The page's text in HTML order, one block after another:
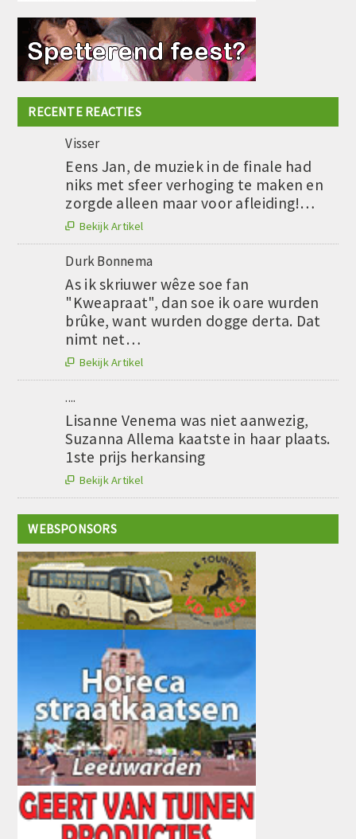
RECENTE REACTIES
Visser
Eens Jan, de muziek in de finale had
niks met sfeer verhoging te maken en
zorgde alleen maar voor afleiding!…
 Bekijk Artikel
Durk Bonnema
As ik skriuwer wêze soe fan
"Kweapraat", dan soe ik oare wurden
brûke, want wurden dogge derta. Dat
nimt net…
 Bekijk Artikel
....
Lisanne Venema was niet aanwezig,
Suzanna Allema kaatste in haar plaats.
1ste prijs herkansing
 Bekijk Artikel
WEBSPONSORS